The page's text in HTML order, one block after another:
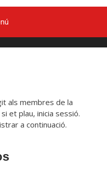
als membres de la
et plau, inicia sessió.
a continuació.